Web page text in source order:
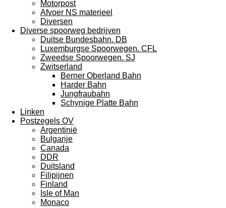
Motorpost
Afvoer NS materieel
Diversen
Diverse spoorweg bedrijven
Duitse Bundesbahn. DB
Luxemburgse Spoorwegen. CFL
Zweedse Spoorwegen. SJ
Zwitserland
Berner Oberland Bahn
Harder Bahn
Jungfraubahn
Schynige Platte Bahn
Linken
Postzegels OV
Argentinië
Bulgarije
Canada
DDR
Duitsland
Filipijnen
Finland
Isle of Man
Monaco